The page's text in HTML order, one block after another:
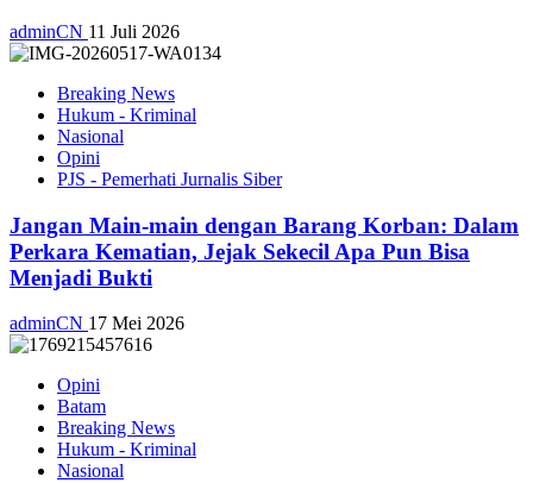
adminCN 11 Juli 2026
Breaking News
Hukum - Kriminal
Nasional
Opini
PJS - Pemerhati Jurnalis Siber
Jangan Main-main dengan Barang Korban: Dalam
Perkara Kematian, Jejak Sekecil Apa Pun Bisa
Menjadi Bukti
adminCN 17 Mei 2026
Opini
Batam
Breaking News
Hukum - Kriminal
Nasional